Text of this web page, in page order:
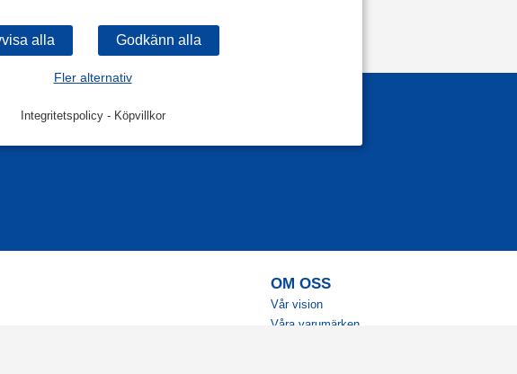
Fler alternativ
Integritetspolicy- Köpvillkor
OM OSS
Vår vision
Våra varumärken